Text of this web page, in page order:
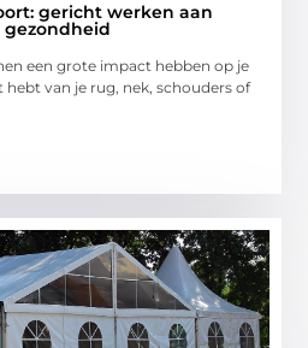
gericht werken aan
een grote impact hebben op je
hebt van je rug, nek, schouders of